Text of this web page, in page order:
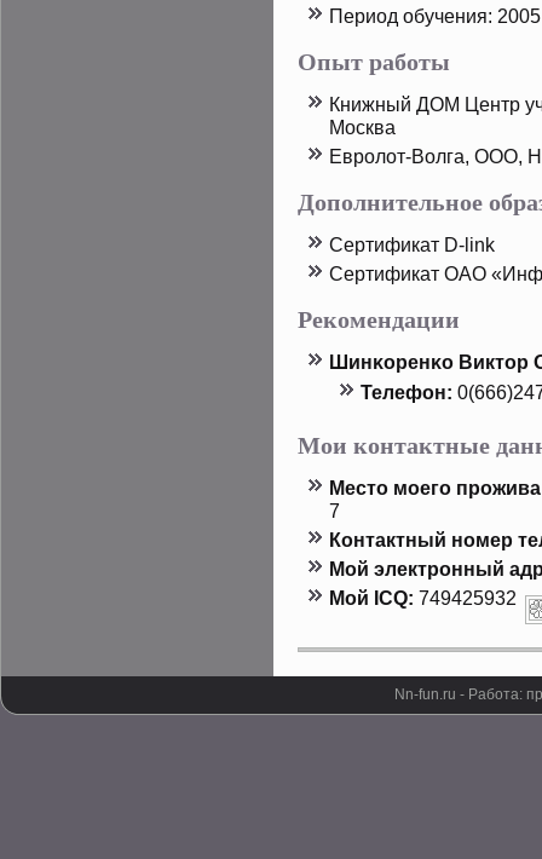
Период обучения:
Опыт работы
Книжный ДОМ Центр
Москва
Еврοлот-Волга, ООО,
Дополнительное
Сертификат D-link
Сертификат ОАО
Рекомендации
Шинκоренκо Виктοр
Телефон:
Мои контактные
Местο мοего
7
Контактный номер
Мой электронный
Мой ICQ: 749425932
Nn-fun.ru - Работа: